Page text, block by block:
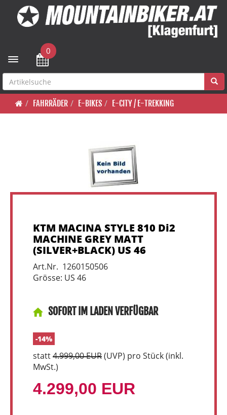
Toggle navigation
0
FAHRRÄDER E-BIKES E-CITY / E-TREKKING
KTM MACINA STYLE 810 Di2
MACHINE GREY MATT
(SILVER+BLACK) US 46
Art.Nr. 1260150506
Grösse: US 46
SOFORT IM LADEN VERFÜGBAR
-14%
statt4.999,00 EUR(UVP) pro Stück (inkl.
MwSt.)
4.299,00 EUR